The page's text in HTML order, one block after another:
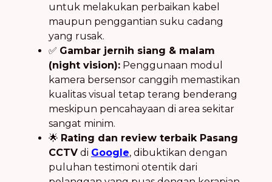
untuk melakukan perbaikan kabel
maupun penggantian suku cadang
yang rusak.
✅ Gambar jernih siang & malam
(night vision): Penggunaan modul
kamera bersensor canggih memastikan
kualitas visual tetap terang benderang
meskipun pencahayaan di area sekitar
sangat minim.
🌟 Rating dan review terbaik Pasang
CCTV di Google, dibuktikan dengan
puluhan testimoni otentik dari